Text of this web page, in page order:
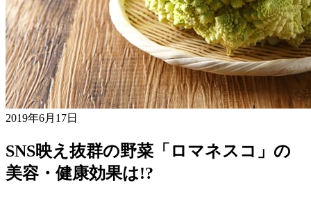
2019年6月17日
SNS映え抜群の野菜「ロマネスコ」の
美容・健康効果は!?